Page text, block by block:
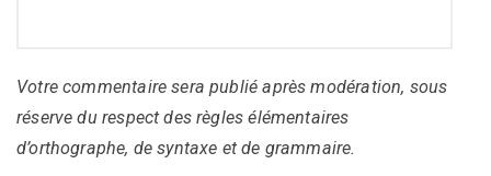
Votre commentaire sera publié après modération, sous
réserve du respect des règles élémentaires
d’orthographe, de syntaxe et de grammaire.